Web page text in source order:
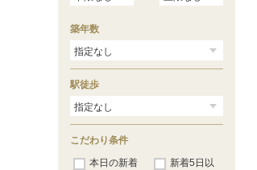
築年数
駅徒歩
こだわり条件
本日の新着
新着5日以